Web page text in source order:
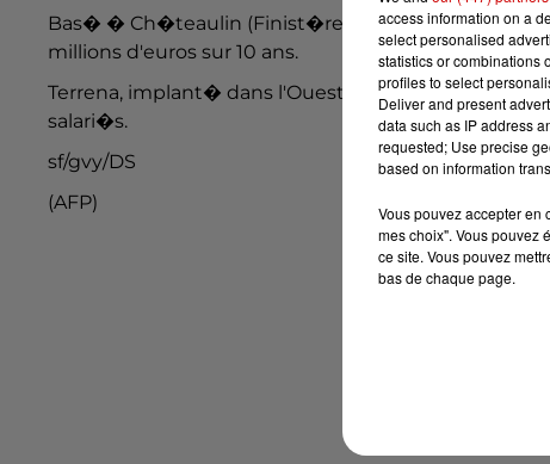
Bas� � Ch�teaulin (Finist�re), le groupe est
millions d'euros sur 10 ans.
Terrena, implant� dans l'Ouest, regroupe pr�s de
salari�s.
sf/gvy/DS
(AFP)
access information on a
select personalised
statistics or combinations
profiles to select
Deliver and present
data such as IP address
requested; Use precise
based on information
Vous pouvez accepter en
mes choix". Vous pouvez
ce site. Vous pouvez
bas de chaque page.